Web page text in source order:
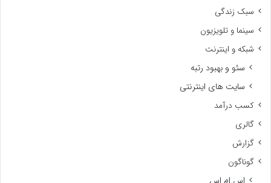
سبک زندگی
سینما و تلویزیون
شبکه و اینترنت
سئو و بهبود رتبه
سایت های اینترنتی
کسب درآمد
گالری
گزارش
گوناگون
اس ام اس